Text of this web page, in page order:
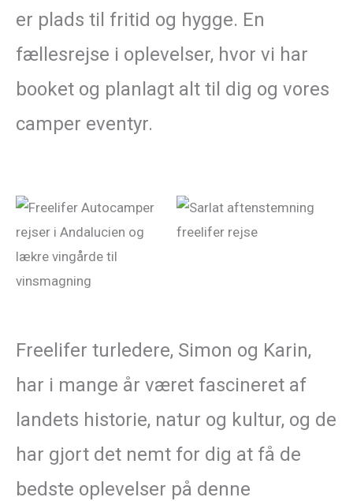
er plads til fritid og hygge. En
fællesrejse i oplevelser, hvor vi har
booket og planlagt alt til dig og vores
camper eventyr.
Freelifer turledere, Simon og Karin,
har i mange år været fascineret af
landets historie, natur og kultur, og de
har gjort det nemt for dig at få de
bedste oplevelser på denne